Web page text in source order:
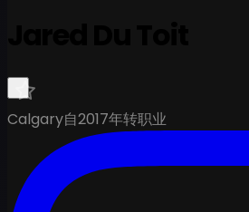
Calgary自2017年转职业